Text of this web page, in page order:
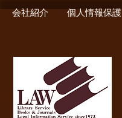
会社紹介 個人情報保護